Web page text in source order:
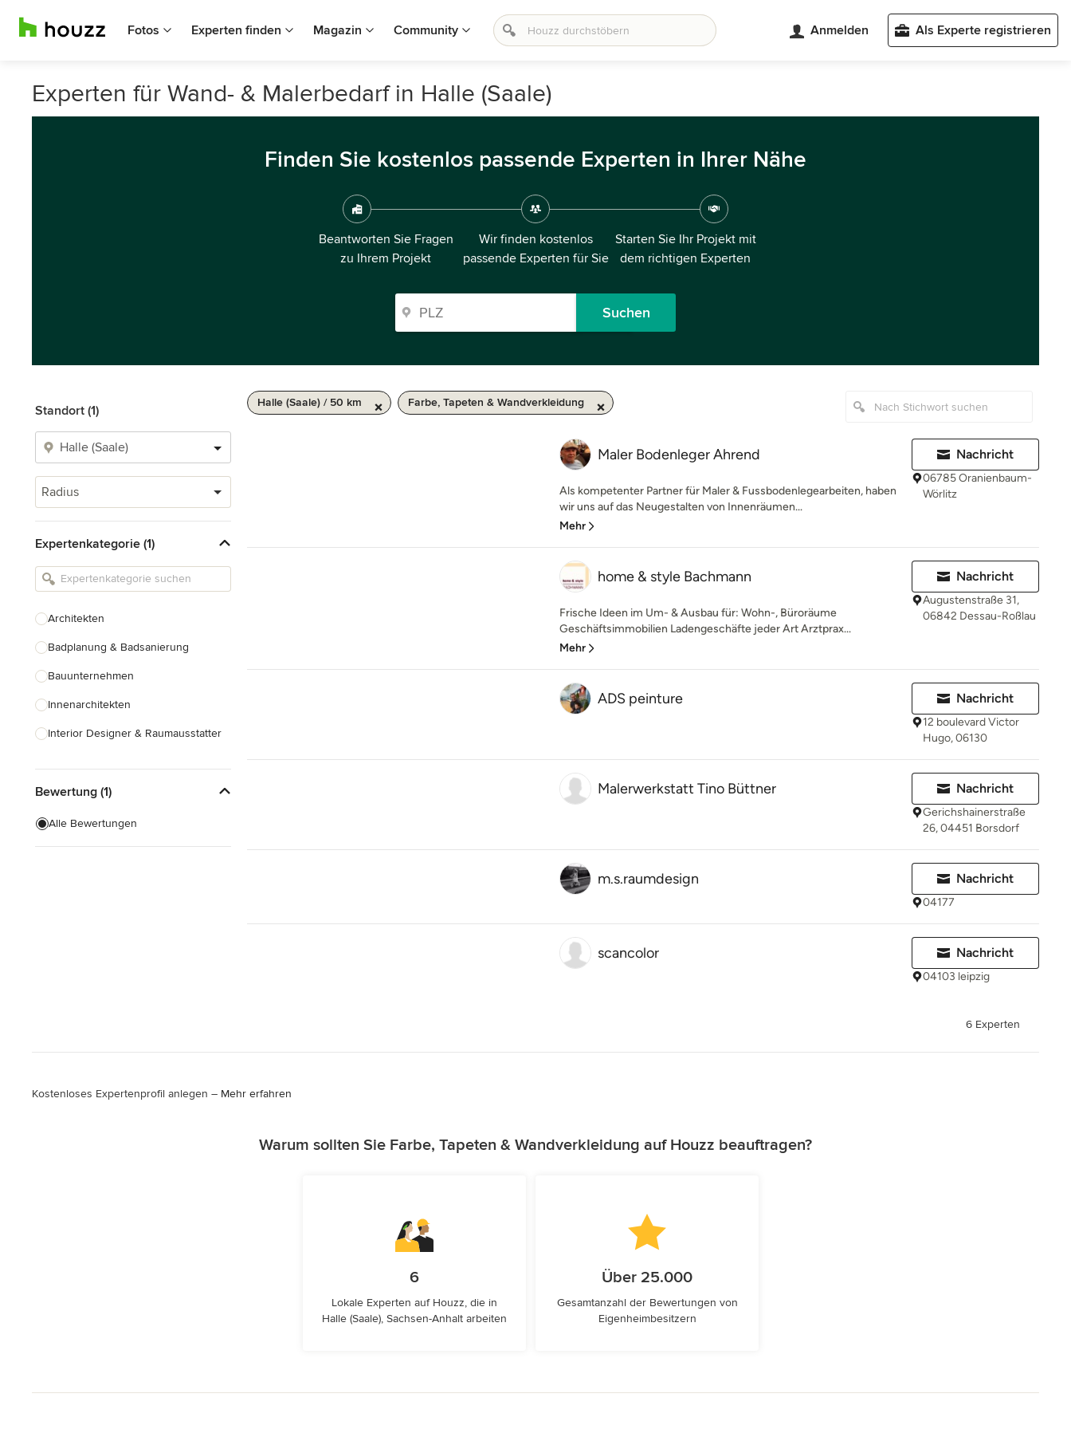
Fotos Experten finden Magazin Community Anmelden Als Experte registrieren
Experten für Wand- & Malerbedarf in Halle (Saale)
Finden Sie kostenlos passende Experten in Ihrer Nähe
Beantworten Sie Fragen
zu Ihrem Projekt
Wir finden kostenlos
passende Experten für Sie
Starten Sie Ihr Projekt mit
dem richtigen Experten
Suchen
Standort (1)
Radius
Expertenkategorie (1)
Architekten
Badplanung & Badsanierung
Bauunternehmen
Innenarchitekten
Interior Designer & Raumausstatter
Landschaftsarchitekten
Armaturen & Sanitärbedarf
Beleuchtung
Bewertung (1)
Alle Bewertungen
Halle (Saale) / 50 km Farbe, Tapeten & Wandverkleidung
Maler Bodenleger Ahrend
Als kompetenter Partner für Maler & Fussbodenlegearbeiten, haben
wir uns auf das Neugestalten von Innenräumen...
Mehr
Nachricht
06785 Oranienbaum-
Wörlitz
home & style Bachmann
Frische Ideen im Um- & Ausbau für: Wohn-, Büroräume
Geschäftsimmobilien Ladengeschäfte jeder Art Arztprax...
Mehr
Nachricht
Augustenstraße 31,
06842 Dessau-Roßlau
ADS peinture Nachricht
12 boulevard Victor
Hugo, 06130
Malerwerkstatt Tino Büttner Nachricht
Gerichshainerstraße
26, 04451 Borsdorf
m.s.raumdesign Nachricht
04177
scancolor Nachricht
04103 leipzig
6 Experten
Kostenloses Expertenprofil anlegen – Mehr erfahren
Warum sollten Sie Farbe, Tapeten & Wandverkleidung auf Houzz beauftragen?
6
Lokale Experten auf Houzz, die in
Halle (Saale), Sachsen-Anhalt arbeiten
Über 25.000
Gesamtanzahl der Bewertungen von
Eigenheimbesitzern